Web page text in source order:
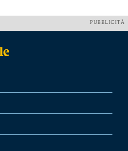
PUBBLICITÀ